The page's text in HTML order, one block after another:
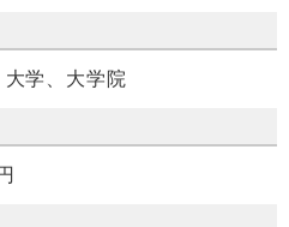
学、大学院